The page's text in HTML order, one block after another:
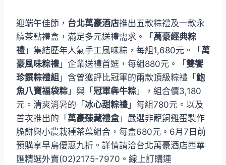
迎端午佳節， 台北萬豪酒店推出五款粽禮及一款永
續茶點禮盒，滿足多元送禮需求。「 萬豪經典粽
禮 」集結歷年人氣手工風味粽，每組1,680元。「 萬
豪風味粽禮 」企業送禮首選，每組880元。「 雙饗
珍饌粽禮組 」含曾獲評比冠軍的兩款頂級粽禮「 鮑
魚八寶福袋粽 」與「 冠軍犇牛粽 」，組合價3,180
元。清爽消暑的「 冰心甜粽禮 」每組780元。以及
首次推出的「 萬豪臻藏禮盒」嚴選非籠飼雞蛋製作
脆餅與小農栽種茶葉組合，每盒680元。6月7日前
預購享早鳥優惠九折。詳情請洽台北萬豪酒店西華
匯精選外賣(02)2175-7970。線上訂購連